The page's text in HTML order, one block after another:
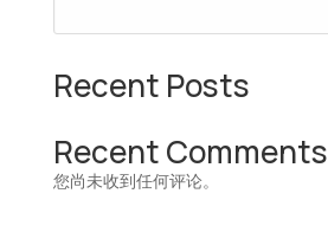
Recent Posts
Recent Comments
您尚未收到任何评论。